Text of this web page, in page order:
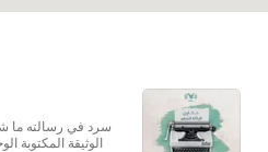
سرد في رسالته ما
الوثيقة المكتوبة